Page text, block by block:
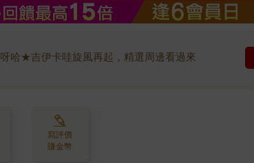
呀哈★吉伊卡哇旋風再起，精選周邊看過來
寫評價
賺金幣